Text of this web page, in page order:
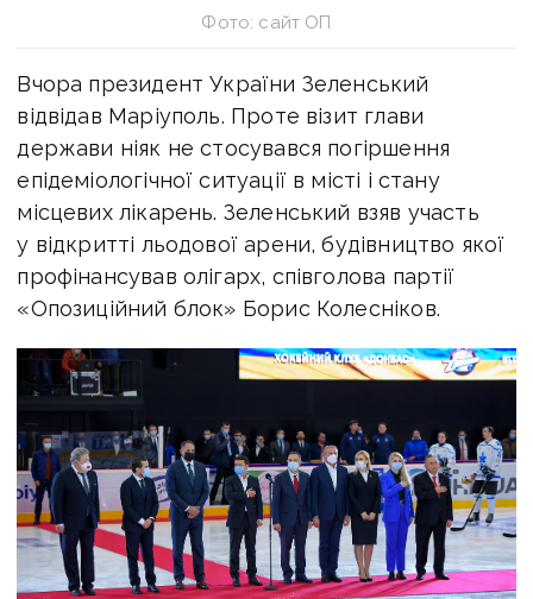
Фото: сайт ОП
Вчора президент України Зеленський
відвідав Маріуполь. Проте візит глави
держави ніяк не стосувався погіршення
епідеміологічної ситуації в місті і стану
місцевих лікарень. Зеленський взяв участь
у відкритті льодової арени, будівництво якої
профінансував олігарх, співголова партії
«Опозиційний блок» Борис Колесніков.